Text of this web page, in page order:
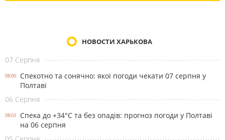
НОВОСТИ ХАРЬКОВА
07 Серпня
08:00
Спекотно та сонячно: якої погоди чекати 07 серпня у
Полтаві
06 Серпня
08:03
Спека до +34°С та без опадів: прогноз погоди у Полтаві
на 06 серпня